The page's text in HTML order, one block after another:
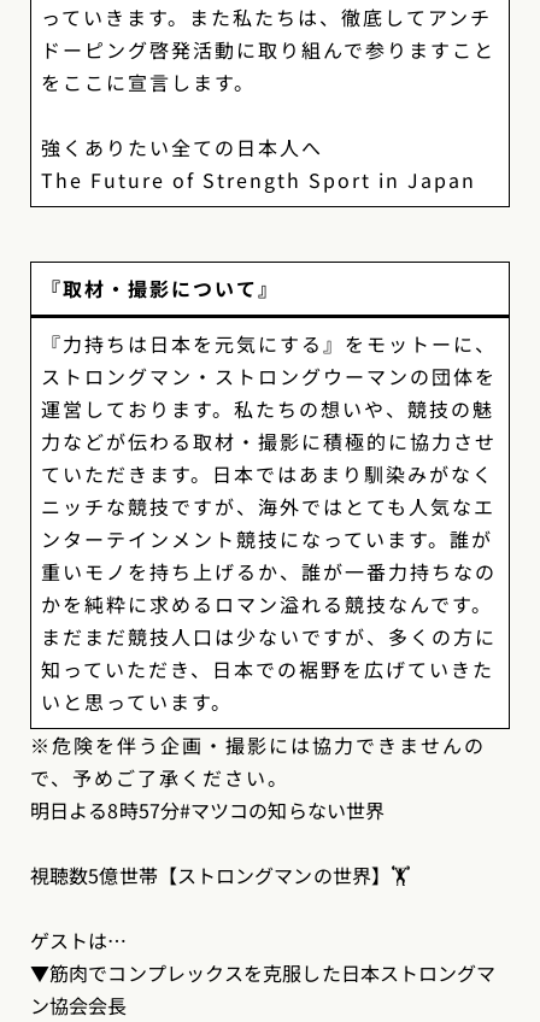
っていきます。また私たちは、徹底してアンチ
ドーピング啓発活動に取り組んで参りますこと
をここに宣言します。
強くありたい全ての日本人へ
The Future of Strength Sport in Japan
『取材・撮影について』
『力持ちは日本を元気にする』をモットーに、
ストロングマン・ストロングウーマンの団体を
運営しております。私たちの想いや、競技の魅
力などが伝わる取材・撮影に積極的に協力させ
ていただきます。日本ではあまり馴染みがなく
ニッチな競技ですが、海外ではとても人気なエ
ンターテインメント競技になっています。誰が
重いモノを持ち上げるか、誰が一番力持ちなの
かを純粋に求めるロマン溢れる競技なんです。
まだまだ競技人口は少ないですが、多くの方に
知っていただき、日本での裾野を広げていきた
いと思っています。
※危険を伴う企画・撮影には協力できませんの
で、予めご了承ください。
明日よる8時57分#マツコの知らない世界
視聴数5億世帯【ストロングマンの世界】🏋️
ゲストは…
▼筋肉でコンプレックスを克服した日本ストロングマ
ン協会会長